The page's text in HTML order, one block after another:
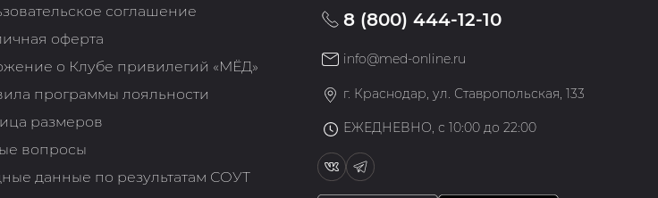
соглашение
оферта
о Клубе привилегий «МЁД»
программы лояльности
размеров
вопросы
данные по результатам СОУТ
8 (800) 444-12-10
info@med-online.ru
г. Краснодар, ул. Ставропольская, 133
ЕЖЕДНЕВНО, с 10:00 до 22:00